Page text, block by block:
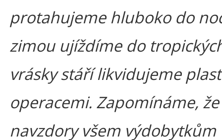
protahujeme hluboko do
zimou ujíždíme do
vrásky stáří likvidujeme
operacemi. Zapomínáme, že
navzdory všem výdobytkům